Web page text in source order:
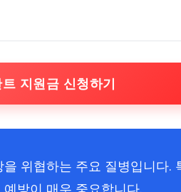
지원금 신청하기
위협하는 주요 질병입니다.
방이 매우 중요합니다.